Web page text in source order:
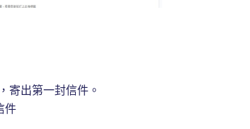
寄出第一封信件。
件